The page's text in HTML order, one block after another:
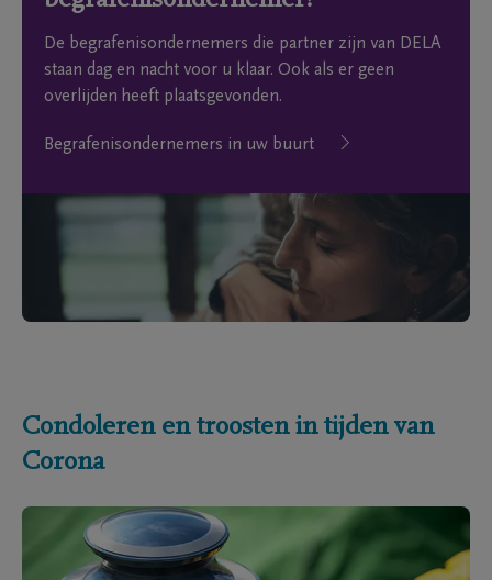
De begrafenisondernemers die partner zijn van DELA
staan dag en nacht voor u klaar. Ook als er geen
overlijden heeft plaatsgevonden.
Begrafenisondernemers in uw buurt
Condoleren en troosten in tijden van
Corona